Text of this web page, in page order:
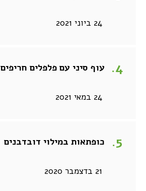
24 ביוני 2021
עוף סיני עם פלפלים חריפים
24 במאי 2021
כופתאות במילוי דובדבנים
21 בדצמבר 2020